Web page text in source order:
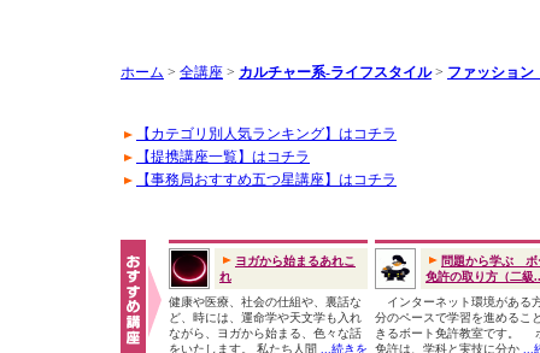
ホーム > 全講座 > カルチャー系-ライフスタイル> ファッション
【カテゴリ別人気ランキング】はコチラ
【提携講座一覧】はコチラ
【事務局おすすめ五つ星講座】はコチラ
ヨガから始まるあれこ
れ
健康や医療、社会の仕組や、裏話な
ど、時には、運命学や天文学も入れ
ながら、ヨガから始まる、色々な話
をいたします。 私たち人間
...続きを
問題から学ぶ ボ
免許の取り方（二級
インターネット環境がある
分のペースで学習を進めるこ
きるボート免許教室です。
免許は、学科と実技に分か